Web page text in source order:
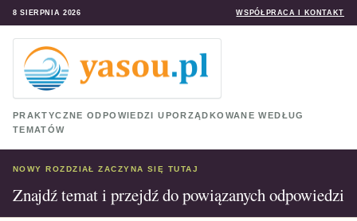
8 SIERPNIA 2026 WSPÓŁPRACA I KONTAKT
PRAKTYCZNE ODPOWIEDZI UPORZĄDKOWANE WEDŁUG
TEMATÓW
NOWY ROZDZIAŁ ZACZYNA SIĘ TUTAJ
Znajdź temat i przejdź do powiązanych odpowiedzi